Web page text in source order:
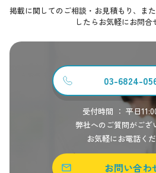
掲載に関してのご相談・お見積もり、ま
したらお気軽にお問合
03-6824-
受付時間 ： 平日
弊社へのご質問がござ
お気軽にお電話く
お問い合わ